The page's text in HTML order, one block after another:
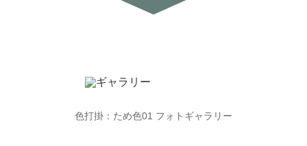
色打掛：ため色01 フォトギャラリー